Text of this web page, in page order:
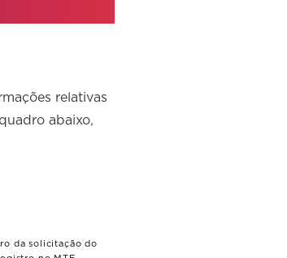
relativas
abaixo,
da solicitação do